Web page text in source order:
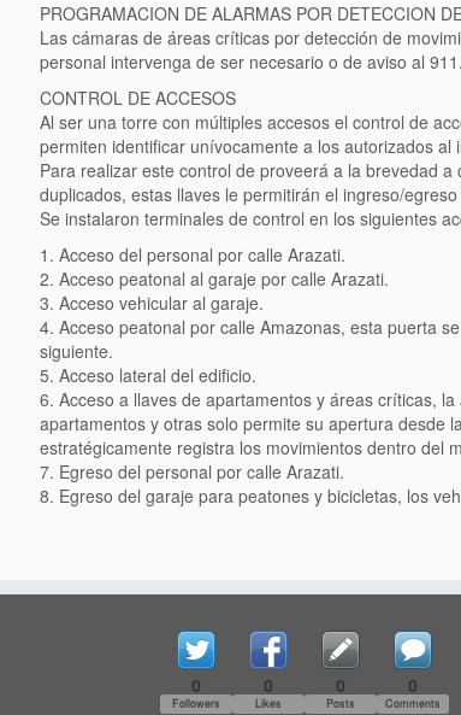
PROGRAMACION DE ALARMAS POR DETECCION
Las cámaras de áreas críticas por detección de
personal intervenga de ser necesario o de aviso al 911.
CONTROL DE ACCESOS
Al ser una torre con múltiples accesos el control de
permiten identificar unívocamente a los autorizados
Para realizar este control de proveerá a la brevedad
duplicados, estas llaves le permitirán el ingreso/
Se instalaron terminales de control en los siguientes
1. Acceso del personal por calle Arazati.
2. Acceso peatonal al garaje por calle Arazati.
3. Acceso vehicular al garaje.
4. Acceso peatonal por calle Amazonas, esta puerta
siguiente.
5. Acceso lateral del edificio.
6. Acceso a llaves de apartamentos y áreas críticas,
apartamentos y otras solo permite su apertura desde
estratégicamente registra los movimientos dentro del
7. Egreso del personal por calle Arazati.
8. Egreso del garaje para peatones y bicicletas, los
0
Followers
0
Likes
0
Posts
0
Comments